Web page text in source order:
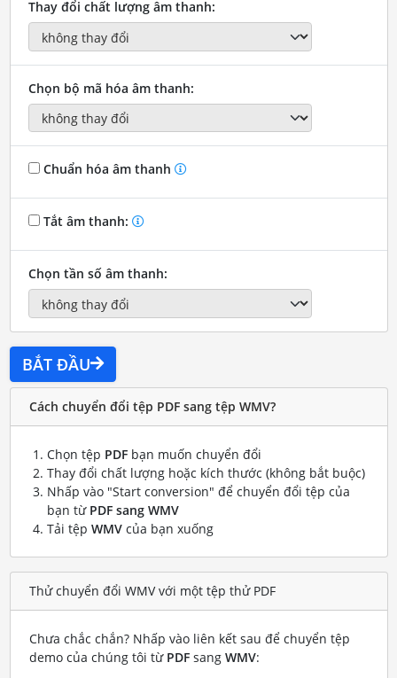
Thay đổi chất lượng âm thanh:
Chọn bộ mã hóa âm thanh:
Chuẩn hóa âm thanh
Tắt âm thanh:
Chọn tần số âm thanh:
BẮT ĐẦU
Cách chuyển đổi tệp PDF sang tệp WMV?
Chọn tệp PDFbạn muốn chuyển đổi
Thay đổi chất lượng hoặc kích thước (không bắt buộc)
Nhấp vào "Start conversion" để chuyển đổi tệp của
bạn từ PDF sang WMV
Tải tệp WMVcủa bạn xuống
Thử chuyển đổi WMV với một tệp thử PDF
Chưa chắc chắn? Nhấp vào liên kết sau để chuyển tệp
demo của chúng tôi từ PDFsang WMV: